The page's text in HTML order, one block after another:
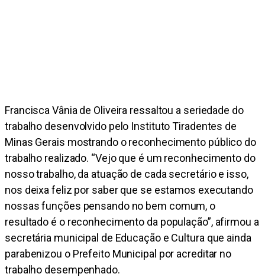
Francisca Vânia de Oliveira ressaltou a seriedade do
trabalho desenvolvido pelo Instituto Tiradentes de
Minas Gerais mostrando o reconhecimento público do
trabalho realizado. “Vejo que é um reconhecimento do
nosso trabalho, da atuação de cada secretário e isso,
nos deixa feliz por saber que se estamos executando
nossas funções pensando no bem comum, o
resultado é o reconhecimento da população”, afirmou a
secretária municipal de Educação e Cultura que ainda
parabenizou o Prefeito Municipal por acreditar no
trabalho desempenhado.